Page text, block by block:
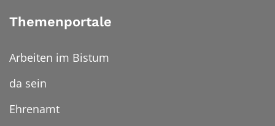
Themenportale
Arbeiten im Bistum
da sein
Ehrenamt